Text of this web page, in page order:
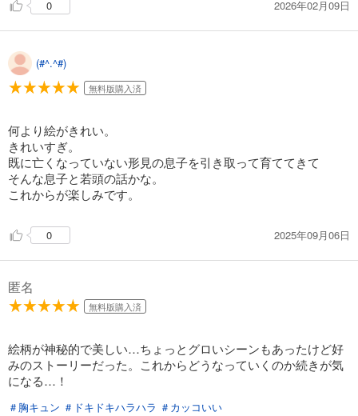
0 2026年02月09日
(#^.^#)
無料版購入済
何より絵がきれい。
きれいすぎ。
既に亡くなっていない形見の息子を引き取って育ててきて
そんな息子と若頭の話かな。
これからが楽しみです。
0 2025年09月06日
匿名
無料版購入済
絵柄が神秘的で美しい…ちょっとグロいシーンもあったけど好
みのストーリーだった。これからどうなっていくのか続きが気
になる…！
＃胸キュン ＃ドキドキハラハラ ＃カッコいい